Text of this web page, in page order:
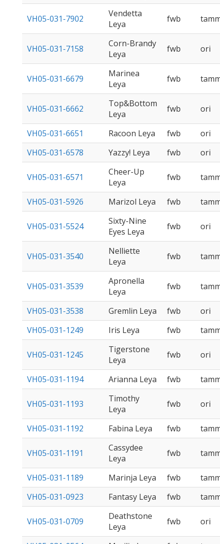
VH05-031-7902
Vendetta
Leya
fwb
VH05-031-7158
Corn-Brandy
Leya
fwb ori
VH05-031-6679
Marinea
Leya
fwb
VH05-031-6662
Top&Bottom
Leya
fwb ori
VH05-031-6651 Racoon Leya fwb
ori
VH05-031-6578
Yazzy! Leya fwb ori
VH05-031-6571
Cheer-Up
Leya
fwb
VH05-031-5926 Marizol Leya fwb
VH05-031-5524
Sixty-Nine
Eyes Leya
fwb ori
VH05-031-3540
Nelliette
Leya
fwb
VH05-031-3539
Apronella
Leya
fwb
VH05-031-3538 Gremlin Leya fwb
ori
VH05-031-1249
Iris Leya fwb
VH05-031-1245
Tigerstone
Leya
fwb ori
VH05-031-1194 Arianna Leya fwb
VH05-031-1193
Timothy
Leya
fwb ori
VH05-031-1192 Fabina Leya fwb
VH05-031-1191
Cassydee
Leya
fwb
VH05-031-1189 Marinja Leya fwb
VH05-031-0923
Fantasy Leya fwb
VH05-031-0709
Deathstone
Leya
fwb ori